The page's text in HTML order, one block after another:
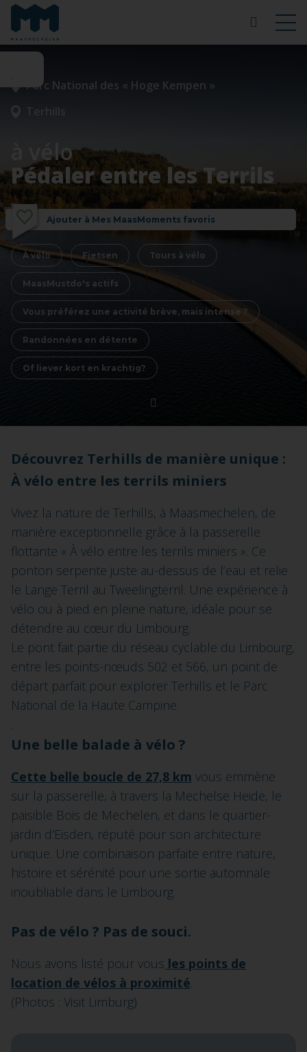
Parc National des « Hoge Kempen »
Terhills
à vélo
Pédaler entre les Terrils
Ajouter à Mes MaasMoments favoris
À vélo Fietsen Tours à vélo
MaasMustdo's actifs
Vous préférez une activité brève, mais intense ?
Randonnées en détente
Of liever kort en krachtig?
Découvrez Terhills de manière unique :
À vélo entre les terrils miniers
Vivez la nature de Terhills, à Maasmechelen, de
manière exceptionnelle grâce à la passerelle
flottante « À vélo entre les terrils miniers ». Ce
ponton serpente juste au-dessus de l’eau et relie
le Lange Terril au Tweelingterril. Une expérience à
vélo ou à pied en pleine nature, idéale pour se
détendre au cœur du Limbourg.
Le pont fait partie du réseau cyclable du Limbourg,
entre les points-nœuds 502 et 566, un point de
départ parfait pour explorer Terhills et le Parc
National de la Haute Campine
.
Une belle balade à vélo ?
Cette belle boucle de 27,8 km vous emmène
sur la passerelle, à travers la Mechelse Heide, le
paisible Bois de Mechelen, et dans le quartier-
jardin d’Eisden, réputé pour son architecture
unique. Une combinaison parfaite entre nature,
histoire et sérénité pour une sortie automnale
inoubliable dans le Limbourg.
Pas de vélo ? Pas de souci.
Nous avons listé pour vous les points de
location de vélos à proximité.
(Photos : Visit Limburg)